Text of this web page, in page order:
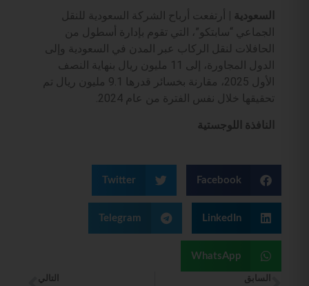
السعودية |
أرتفعت أرباح الشركة السعودية للنقل
الجماعي “سابتكو”، التي تقوم بإدارة أسطول من
الحافلات لنقل الركاب عبر المدن في السعودية وإلى
الدول المجاورة، إلى 11 مليون ريال بنهاية النصف
الأول 2025، مقارنة بخسائر قدرها 9.1 مليون ريال تم
تحقيقها خلال نفس الفترة من عام 2024.
النافذة اللوجستية
Facebook
Twitter
LinkedIn
Telegram
WhatsApp
السابق التالي